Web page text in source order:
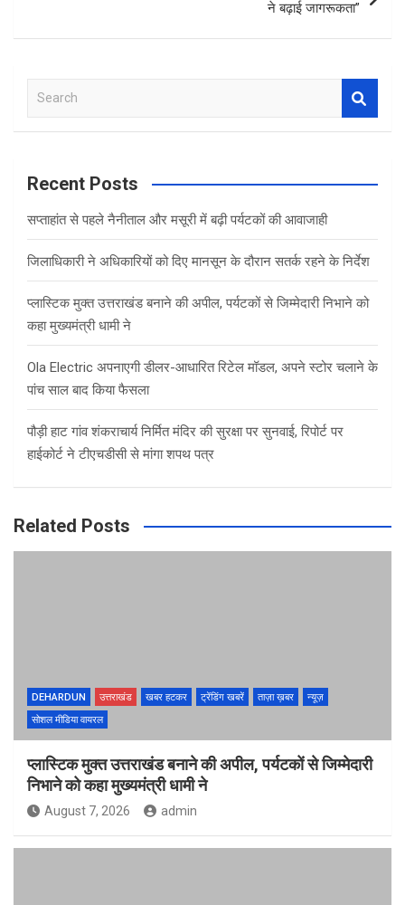
ने बढ़ाई जागरूकता”
a
c
Recent Posts
सप्ताहांत से पहले नैनीताल और मसूरी में बढ़ी पर्यटकों की आवाजाही
जिलाधिकारी ने अधिकारियों को दिए मानसून के दौरान सतर्क रहने के निर्देश
प्लास्टिक मुक्त उत्तराखंड बनाने की अपील, पर्यटकों से जिम्मेदारी निभाने को
कहा मुख्यमंत्री धामी ने
Ola Electric अपनाएगी डीलर-आधारित रिटेल मॉडल, अपने स्टोर चलाने के
पांच साल बाद किया फैसला
पौड़ी हाट गांव शंकराचार्य निर्मित मंदिर की सुरक्षा पर सुनवाई, रिपोर्ट पर
हाईकोर्ट ने टीएचडीसी से मांगा शपथ पत्र
Related Posts
DEHARDUN उत्तराखंड खबर हटकर ट्रेंडिंग खबरें ताज़ा ख़बर
न्यूज़
सोशल मीडिया वायरल
प्लास्टिक मुक्त उत्तराखंड बनाने की अपील, पर्यटकों से जिम्मेदारी
निभाने को कहा मुख्यमंत्री धामी ने
August 7, 2026 admin